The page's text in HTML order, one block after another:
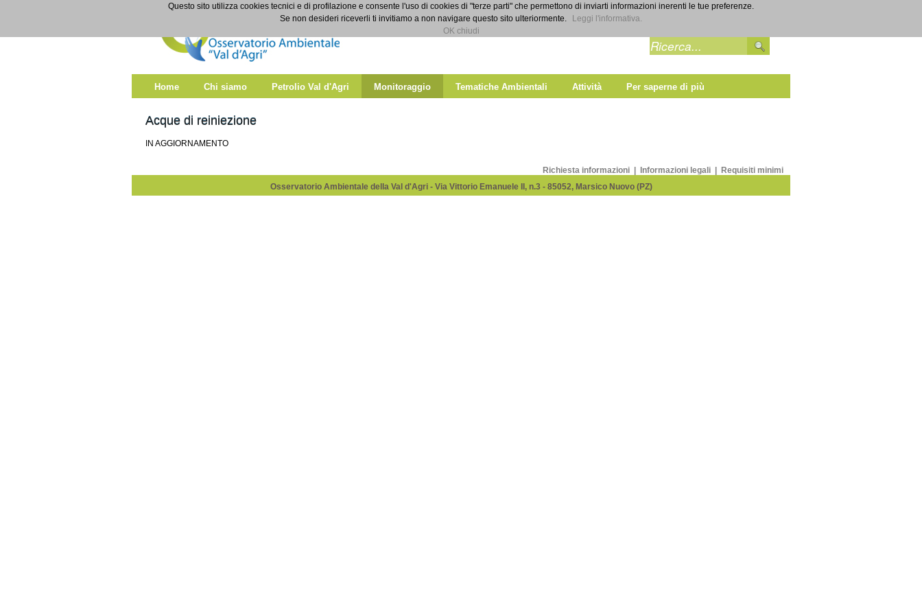
Acque di reiniezione
Home Chi siamo Petrolio Val d'Agri Monitoraggio Tematiche Ambientali Attività Per saperne di più
Acque di reiniezione
IN AGGIORNAMENTO
Richiesta informazioni Informazioni legali
Requisiti minimi
Osservatorio Ambientale della Val d'Agri - Via Vittorio Emanuele II, n.3 - 85052, Marsico Nuovo (PZ)
Questo sito utilizza cookies tecnici e di profilazione e consente l'uso di cookies di "terze parti" che permettono di inviarti informazioni inerenti le tue preferenze.
Se non desideri riceverli ti invitiamo a non navigare questo sito ulteriormente.
Leggi l'informativa.
OK chiudi